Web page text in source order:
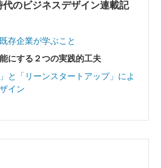
のビジネスデザイン連載記
存企業が学ぶこと
にする２つの実践的工夫
と「リーンスタートアップ」によ
イン